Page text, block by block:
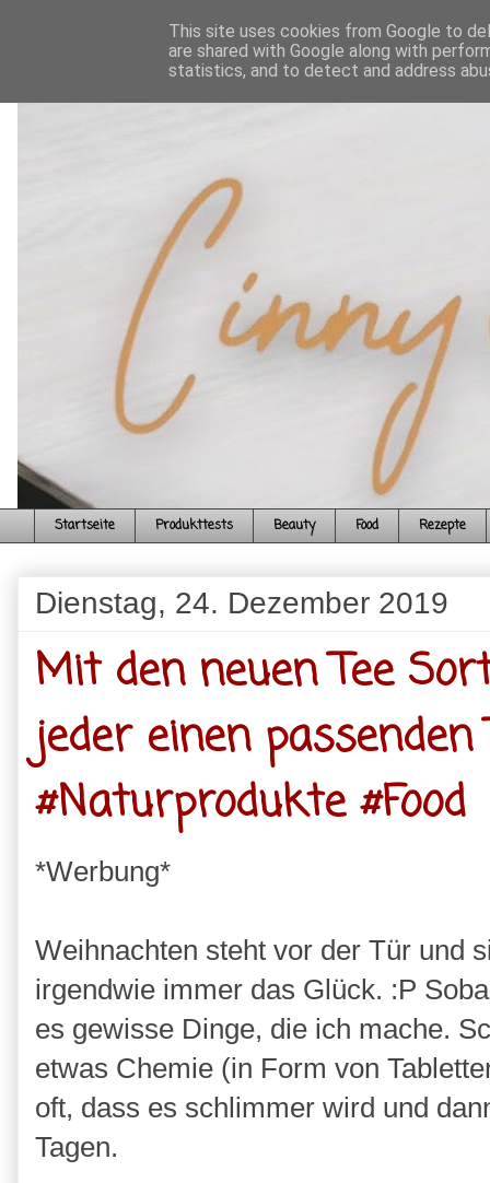
Startseite Produkttests Beauty Food Rezepte
Dienstag, 24. Dezember 2019
Mit den neuen Tee
jeder einen
#Naturprodukte #Food
*Werbung*
Weihnachten steht vor der Tür und
irgendwie immer das Glück. :P
es gewisse Dinge, die ich mache.
etwas Chemie (in Form von
oft, dass es schlimmer wird und
Tagen.
This site uses cookies from Google to
are shared with Google along with
statistics, and to detect and address